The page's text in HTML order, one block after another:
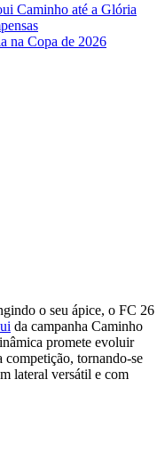
Caminho até a Glória
na Copa de 2026
o seu ápice, o FC 26
da campanha Caminho
promete evoluir
competição, tornando-se
lateral versátil e com